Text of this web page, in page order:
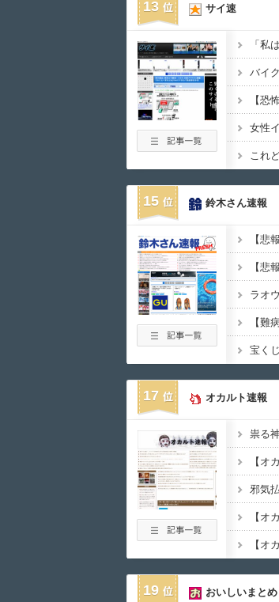
13 サイ速
15 鈴木さん速報
【悲
【悲
ラオ
【難
17 オカルト速報
19 おいしいまとめ